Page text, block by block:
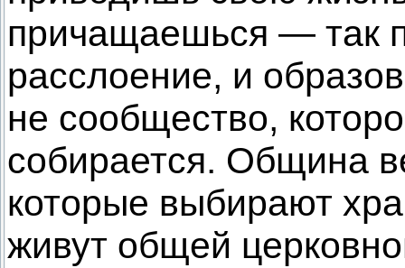
причащаешься — так
расслоение, и
не сообщество,
собирается. Община
которые выбирают
живут общей